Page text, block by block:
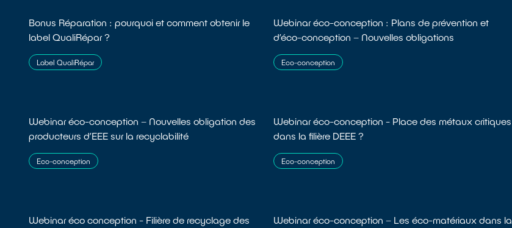
Bonus Réparation : pourquoi et comment obtenir le
label QualiRépar ?
Label QualiRépar
Webinar éco-conception : Plans de prévention et
d’éco-conception – Nouvelles obligations
Eco-conception
Webinar éco-conception – Nouvelles obligation des
producteurs d’EEE sur la recyclabilité
Eco-conception
Webinar éco-conception - Place des métaux critiques
dans la filière DEEE ?
Eco-conception
Webinar éco conception - Filière de recyclage des
Webinar éco-conception – Les éco-matériaux dans la